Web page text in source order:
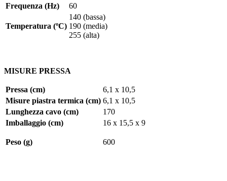
Frequenza (Hz)
60
Temperatura (ºC)
140 (bassa)
190 (media)
255 (alta)
MISURE PRESSA
Pressa (cm)
6,1 x 10,5
Misure piastra termica (cm) 6,1 x 10,5
Lunghezza cavo (cm)
170
Imballaggio (cm)
16 x 15,5 x 9
Peso (g) 600